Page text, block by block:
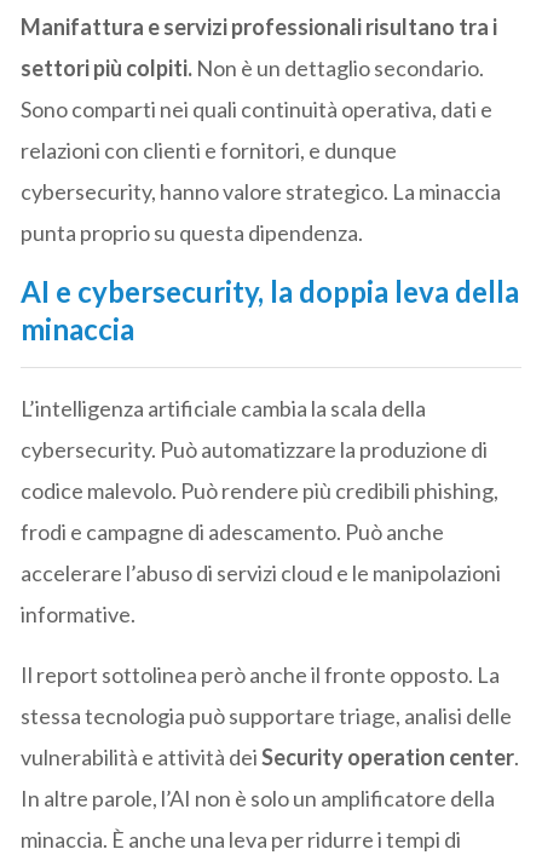
Manifattura e servizi professionali risultano tra i
settori più colpiti. Non è un dettaglio secondario.
Sono comparti nei quali continuità operativa, dati e
relazioni con clienti e fornitori, e dunque
cybersecurity, hanno valore strategico. La minaccia
punta proprio su questa dipendenza.
AI e cybersecurity, la doppia leva della
minaccia
L’intelligenza artificiale cambia la scala della
cybersecurity. Può automatizzare la produzione di
codice malevolo. Può rendere più credibili phishing,
frodi e campagne di adescamento. Può anche
accelerare l’abuso di servizi cloud e le manipolazioni
informative.
Il report sottolinea però anche il fronte opposto. La
stessa tecnologia può supportare triage, analisi delle
vulnerabilità e attività deiSecurity operation center.
In altre parole, l’AI non è solo un amplificatore della
minaccia. È anche una leva per ridurre i tempi di